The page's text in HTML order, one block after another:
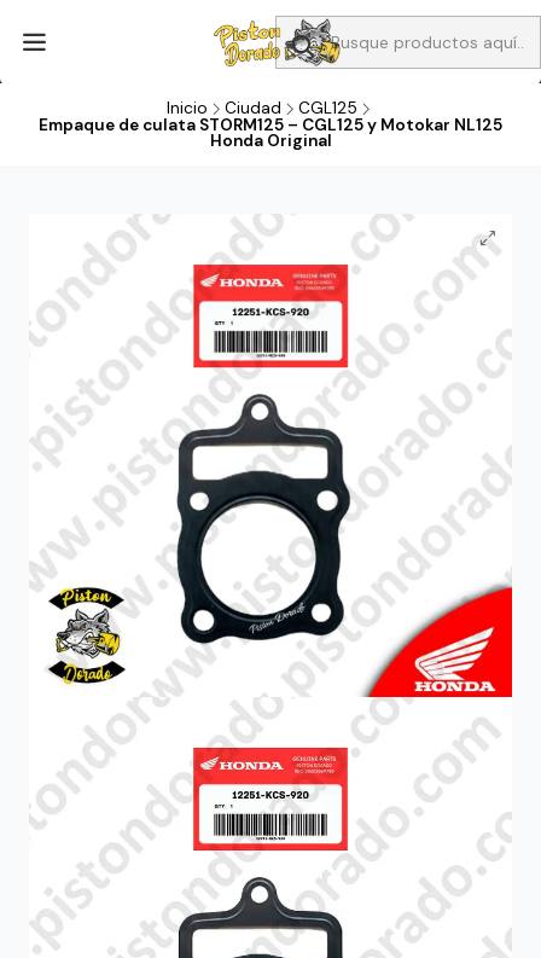
Aprovecha Compra 1 Aceites Full sintético o 1 Aceite semi
sintetico y el filtro de aire verde para la CB190R o CBF160M a 13
Inicio Ciudad
CGL125
Empaque de culata STORM125 – CGL125 y Motokar NL125
Honda Original